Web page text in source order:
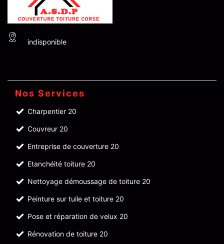
indisponible
Nos Services
Charpentier 20
Couvreur 20
Entreprise de couverture 20
Etanchéité toiture 20
Nettoyage démoussage de toiture 20
Peinture sur tuile et toiture 20
Pose et réparation de velux 20
Rénovation de toiture 20